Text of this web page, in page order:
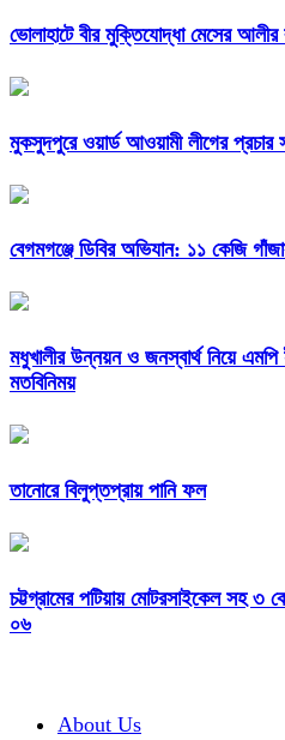
ভোলাহাটে বীর মুক্তিযোদ্ধা মেসের আলীর
মুকসুদপুরে ওয়ার্ড আওয়ামী লীগের প্রচার
বেগমগঞ্জে ডিবির অভিযান: ১১ কেজি
মধুখালীর উন্নয়ন ও জনস্বার্থ নিয়ে এমপি
মতবিনিময়
তানোরে বিলুপ্তপ্রায় পানি ফল
চট্টগ্রামের পটিয়ায় মোটরসাইকেল সহ ৩
০৬
About Us